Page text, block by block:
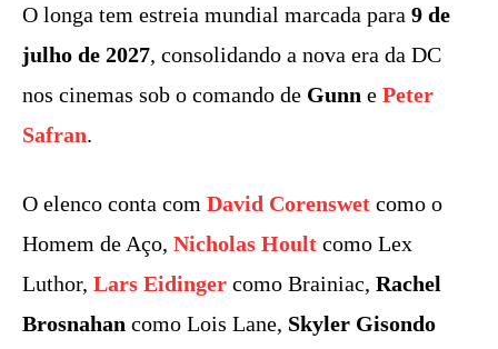
O longa tem estreia mundial marcada para 9 de
julho de 2027, consolidando a nova era da DC
nos cinemas sob o comando de Gunn e Peter
Safran.
O elenco conta com David Corenswet como o
Homem de Aço, Nicholas Hoult como Lex
Luthor, Lars Eidinger como Brainiac, Rachel
Brosnahan como Lois Lane, Skyler Gisondo